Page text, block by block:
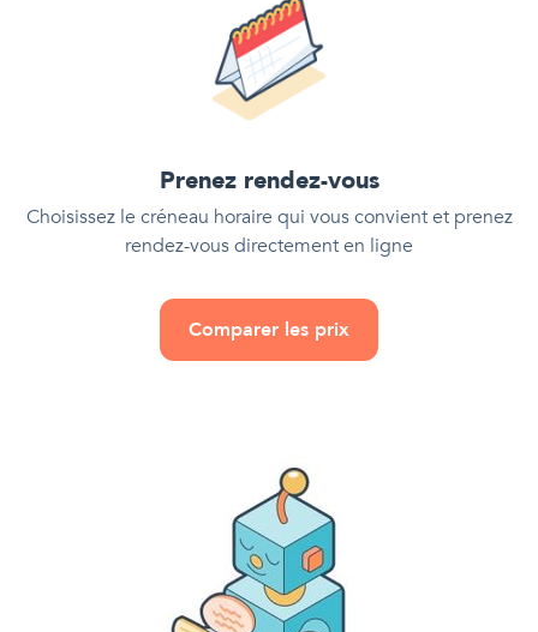
Prenez rendez-vous
Choisissez le créneau horaire qui vous convient et prenez
rendez-vous directement en ligne
Comparer les prix